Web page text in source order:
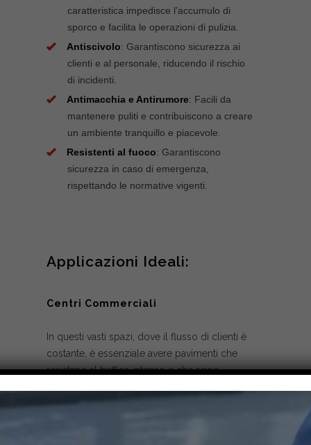
caratteristica impedisce l’accumulo di
sporco e facilita le operazioni di pulizia.
Antiscivolo: Garantiscono sicurezza ai
clienti e al personale, riducendo il rischio
di incidenti.
Antimacchia e Antirumore: Facili da
mantenere puliti e contribuiscono a creare
un ambiente tranquillo e piacevole.
Resistenti al fuoco: Garantiscono
sicurezza in caso di emergenza,
rispettando le normative vigenti.
Applicazioni Ideali:
Centri Commerciali
In questi vasti spazi, dove il flusso di clienti è
costante, è essenziale avere pavimenti che
resistano al traffico intenso e che siano